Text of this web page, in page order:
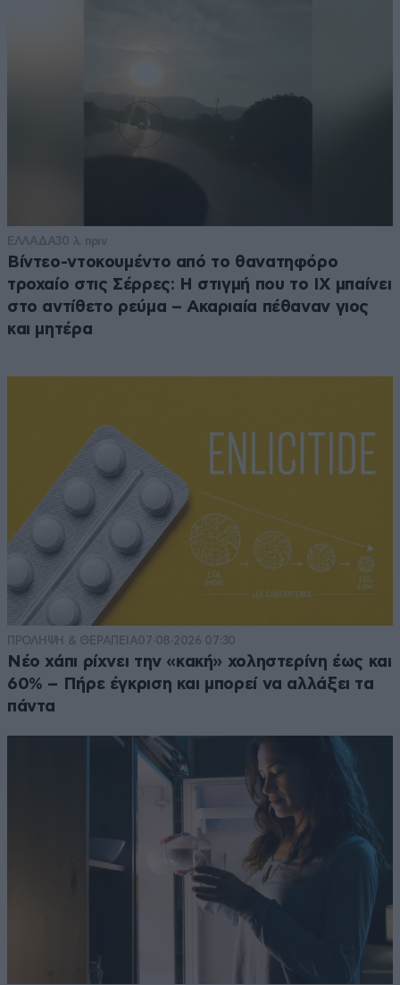
ΕΛΛΑΔΑ30 λ. πριν
Βίντεο-ντοκουμέντο από το θανατηφόρο
τροχαίο στις Σέρρες: Η στιγμή που το ΙΧ μπαίνει
στο αντίθετο ρεύμα – Ακαριαία πέθαναν γιος
και μητέρα
ΠΡΟΛΗΨΗ & ΘΕΡΑΠΕΙΑ07·08·2026 07:30
Νέο χάπι ρίχνει την «κακή» χοληστερίνη έως και
60% – Πήρε έγκριση και μπορεί να αλλάξει τα
πάντα